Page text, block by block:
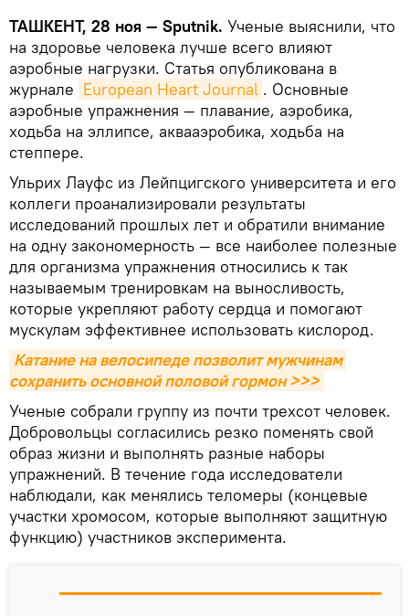
ТАШКЕНТ, 28 ноя — Sputnik. Ученые выяснили, что
на здоровье человека лучше всего влияют
аэробные нагрузки. Статья опубликована в
журнале European Heart Journal . Основные
аэробные упражнения — плавание, аэробика,
ходьба на эллипсе, аквааэробика, ходьба на
степпере.
Ульрих Лауфс из Лейпцигского университета и его
коллеги проанализировали результаты
исследований прошлых лет и обратили внимание
на одну закономерность — все наиболее полезные
для организма упражнения относились к так
называемым тренировкам на выносливость,
которые укрепляют работу сердца и помогают
мускулам эффективнее использовать кислород.
Катание на велосипеде позволит мужчинам
сохранить основной половой гормон >>>
Ученые собрали группу из почти трехсот человек.
Добровольцы согласились резко поменять свой
образ жизни и выполнять разные наборы
упражнений. В течение года исследователи
наблюдали, как менялись теломеры (концевые
участки хромосом, которые выполняют защитную
функцию) участников эксперимента.